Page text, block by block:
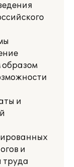
образом
и
и
труда